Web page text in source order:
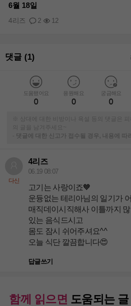
6월 18일
2 12
4리즈
댓글 (1)
도움됐어요
0
응원해요
0
궁금해요
0
※ 상대에 대한 비방이나 욕설 등의 댓글은 피
-
댓글에 대한 신고가 접수될 경우, 내용에 따
다신
4리즈
06.19 08:07
고기는 사랑이죠🧡
운듕없는 테리아님의 일기가
매직데이시직해사 이틀까지
있는 음식드시고
몸도 잠시 쉬어주셔요^^
오늘 식단 깔끔합니다😍
답글쓰기
함께 읽으면 도움되는 글